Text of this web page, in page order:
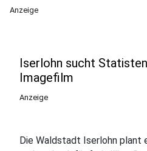
Anzeige
Iserlohn sucht
Imagefilm
Anzeige
Die Waldstadt Iserlohn plant